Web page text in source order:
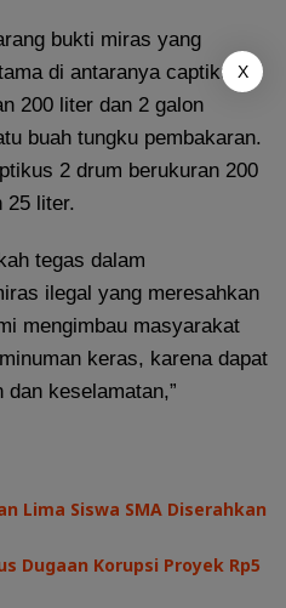
bukti miras yang
di antaranya captikus
200 liter dan 2 galon
buah tungku pembakaran.
2 drum berukuran 200
25 liter.
tegas dalam
ilegal yang meresahkan
mengimbau masyarakat
keras, karena dapat
keselamatan,”
Lima Siswa SMA Diserahkan
Dugaan Korupsi Proyek Rp5
X